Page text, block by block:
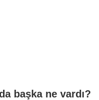
başka ne vardı?